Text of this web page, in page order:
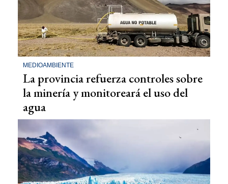
MEDIOAMBIENTE
La provincia refuerza controles sobre
la minería y monitoreará el uso del
agua